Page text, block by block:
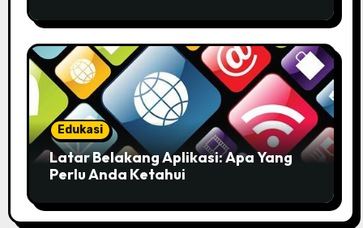
Anda!
Edukasi
Latar Belakang Aplikasi: Apa Yang
Perlu Anda Ketahui